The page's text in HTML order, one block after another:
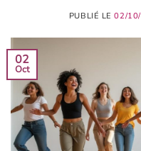
PUBLIÉ LE02/
02
Oct